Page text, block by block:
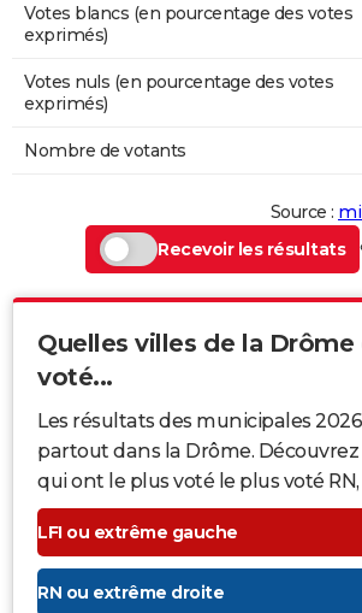
Votes blancs (en pourcentage des votes
exprimés)
Votes nuls (en pourcentage des votes
exprimés)
Nombre de votants
Source :
Recevoir les résultats
Quelles villes de la
voté...
Les résultats des municipales
partout dans la Drôme.
qui ont le plus voté le plus voté RN,
LFI ou extrême gauche
RN ou extrême droite